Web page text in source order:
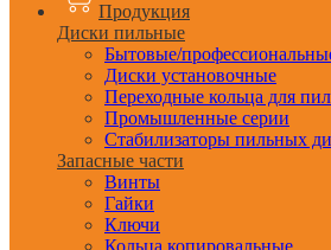
Продукция
Диски пильные
Бытовые/
Диски установочные
Переходные кольца для
Промышленные серии
Стабилизаторы пильных
Запасные части
Винты
Гайки
Ключи
Кольца копировальные